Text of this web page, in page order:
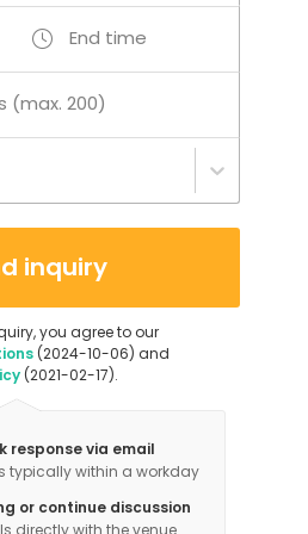
End time
(max. 200)
inquiry
you agree to our
(2024-10-06) and
(2021-02-17).
response via email
typically within a workday
or continue discussion
directly with the venue